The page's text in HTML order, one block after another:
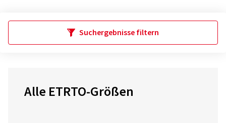
Suchergebnisse filtern
Alle ETRTO-Größen